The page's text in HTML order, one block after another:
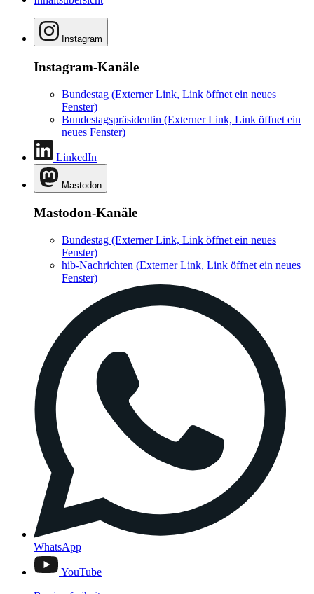
Instagram
Instagram-Kanäle
Bundestag (Externer Link, Link öffnet ein neues
Fenster)
Bundestagspräsidentin (Externer Link, Link öffnet ein
neues Fenster)
LinkedIn
Mastodon
Mastodon-Kanäle
Bundestag (Externer Link, Link öffnet ein neues
Fenster)
hib-Nachrichten (Externer Link, Link öffnet ein neues
Fenster)
WhatsApp
YouTube